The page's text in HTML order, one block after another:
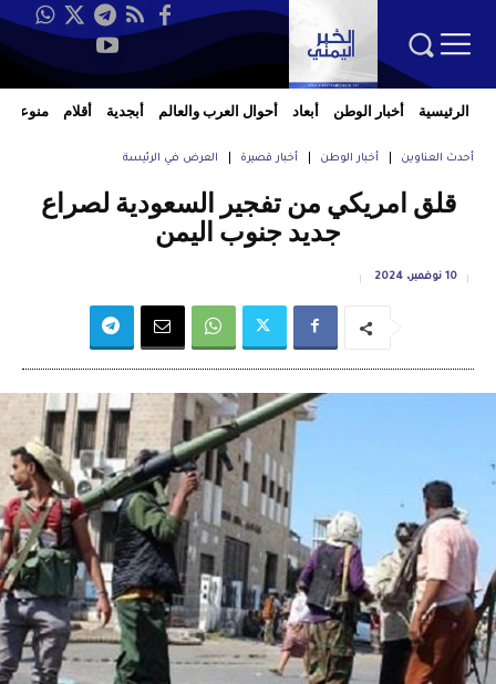
الرئيسية أخبار الوطن أبعاد أحوال العرب والعالم أبجدية أقلام منوعات
أحدث العناوين أخبار الوطن أخبار قصيرة العرض في الرئيسة
قلق امريكي من تفجير السعودية لصراع
جديد جنوب اليمن
10 نوفمبر، 2024